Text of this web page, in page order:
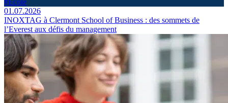
#École
01.07.2026
INOXTAG à Clermont School of Business : des sommets de
l’Everest aux défis du management